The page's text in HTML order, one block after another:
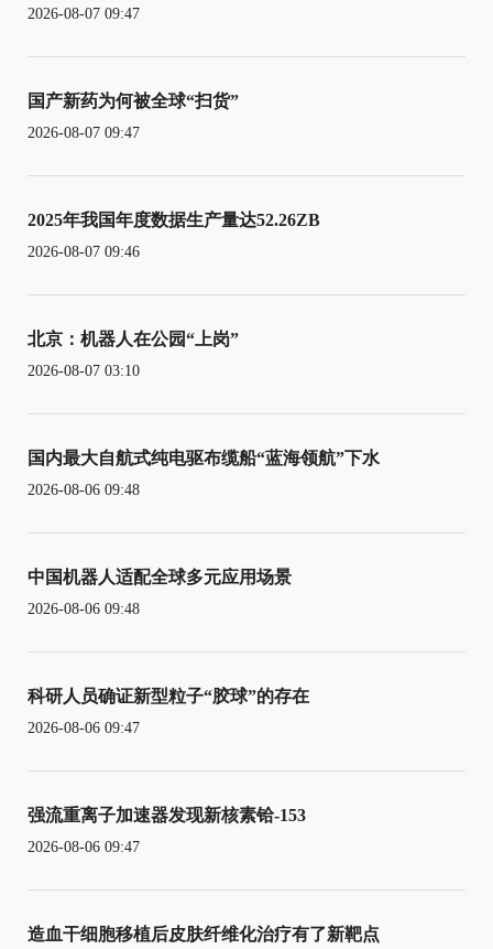
2026-08-07 09:47
国产新药为何被全球“扫货”
2026-08-07 09:47
2025年我国年度数据生产量达52.26ZB
2026-08-07 09:46
北京：机器人在公园“上岗”
2026-08-07 03:10
国内最大自航式纯电驱布缆船“蓝海领航”下水
2026-08-06 09:48
中国机器人适配全球多元应用场景
2026-08-06 09:48
科研人员确证新型粒子“胶球”的存在
2026-08-06 09:47
强流重离子加速器发现新核素铪-153
2026-08-06 09:47
造血干细胞移植后皮肤纤维化治疗有了新靶点